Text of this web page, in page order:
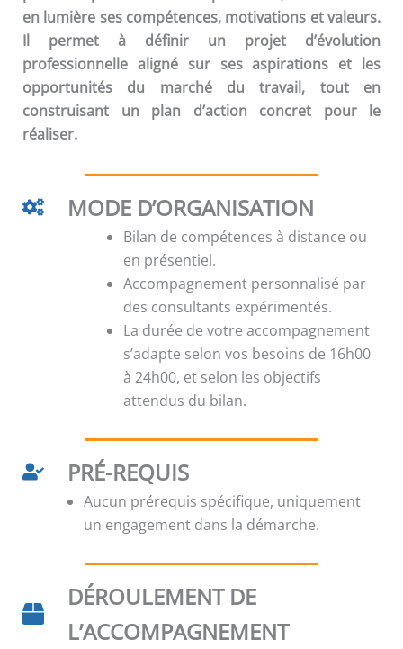
en lumière ses compétences, motivations et valeurs.
Il permet à définir un projet d’évolution
professionnelle aligné sur ses aspirations et les
opportunités du marché du travail, tout en
construisant un plan d’action concret pour le
réaliser.
MODE D’ORGANISATION
Bilan de compétences à distance ou
en présentiel.
Accompagnement personnalisé par
des consultants expérimentés.
La durée de votre accompagnement
s’adapte selon vos besoins de 16h00
à 24h00, et selon les objectifs
attendus du bilan.
PRÉ-REQUIS
Aucun prérequis spécifique, uniquement
un engagement dans la démarche.
DÉROULEMENT DE
L’ACCOMPAGNEMENT